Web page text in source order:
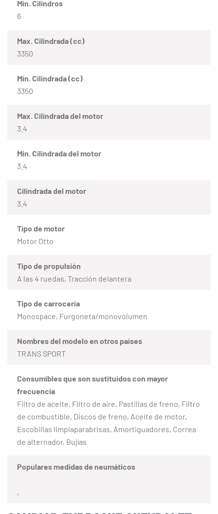
Mín. Cilindros
6
Max. Cilindrada (cc)
3350
Mín. Cilindrada (cc)
3350
Max. Cilindrada del motor
3.4
Mín. Cilindrada del motor
3.4
Cilindrada del motor
3.4
Tipo de motor
Motor Otto
Tipo de propulsión
A las 4 ruedas, Tracción delantera
Tipo de carrocería
Monospace, Furgoneta/monovolumen
Nombres del modelo en otros países
TRANS SPORT
Consumibles que son sustituidos con mayor
frecuencia
Filtro de aceite, Filtro de aire, Pastillas de freno, Filtro
de combustible, Discos de freno, Aceite de motor,
Escobillas limpiaparabrisas, Amortiguadores, Correa
de alternador, Bujías
Populares medidas de neumáticos
,